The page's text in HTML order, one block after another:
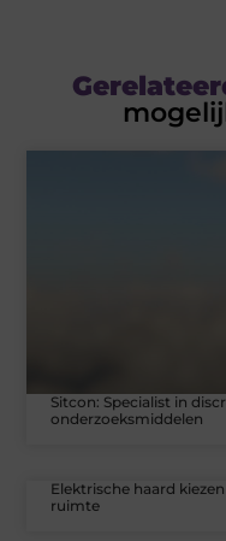
Sitcon: Specialist in
onderzoeksmiddelen
Elektrische haard
ruimte